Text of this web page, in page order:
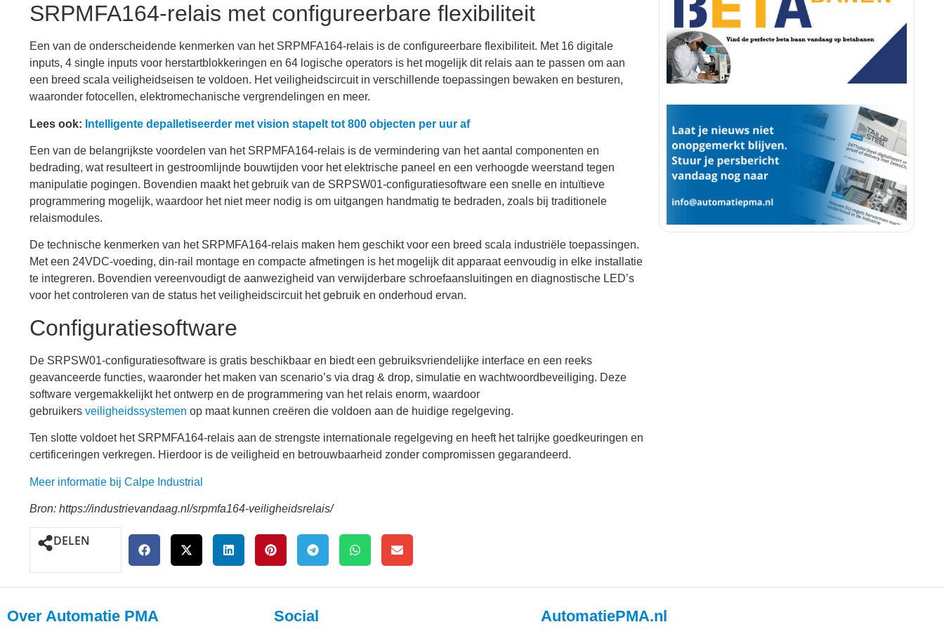
SRPMFA164-relais met configureerbare flexibiliteit
Een van de onderscheidende kenmerken van het SRPMFA164-relais is de configureerbare flexibiliteit. Met 16 digitale
inputs, 4 single inputs voor herstartblokkeringen en 64 logische operators is het mogelijk dit relais aan te passen om aan
een breed scala veiligheidseisen te voldoen. Het veiligheidscircuit in verschillende toepassingen bewaken en besturen,
waaronder fotocellen, elektromechanische vergrendelingen en meer.
Lees ook: Intelligente depalletiseerder met vision stapelt tot 800 objecten per uur af
Een van de belangrijkste voordelen van het SRPMFA164-relais is de vermindering van het aantal componenten en
bedrading, wat resulteert in gestroomlijnde bouwtijden voor het elektrische paneel en een verhoogde weerstand tegen
manipulatie pogingen. Bovendien maakt het gebruik van de SRPSW01-configuratiesoftware een snelle en intuïtieve
programmering mogelijk, waardoor het niet meer nodig is om uitgangen handmatig te bedraden, zoals bij traditionele
relaismodules.
De technische kenmerken van het SRPMFA164-relais maken hem geschikt voor een breed scala industriële toepassingen.
Met een 24VDC-voeding, din-rail montage en compacte afmetingen is het mogelijk dit apparaat eenvoudig in elke installatie
te integreren. Bovendien vereenvoudigt de aanwezigheid van verwijderbare schroefaansluitingen en diagnostische LED’s
voor het controleren van de status het veiligheidscircuit het gebruik en onderhoud ervan.
Configuratiesoftware
De SRPSW01-configuratiesoftware is gratis beschikbaar en biedt een gebruiksvriendelijke interface en een reeks
geavanceerde functies, waaronder het maken van scenario’s via drag & drop, simulatie en wachtwoordbeveiliging. Deze
software vergemakkelijkt het ontwerp en de programmering van het relais enorm, waardoor
gebruikers veiligheidssystemen op maat kunnen creëren die voldoen aan de huidige regelgeving.
Ten slotte voldoet het SRPMFA164-relais aan de strengste internationale regelgeving en heeft het talrijke goedkeuringen en
certificeringen verkregen. Hierdoor is de veiligheid en betrouwbaarheid zonder compromissen gegarandeerd.
Meer informatie bij Calpe Industrial
Bron: https://industrievandaag.nl/srpmfa164-veiligheidsrelais/
DELEN
Over Automatie PMA Social AutomatiePMA.nl